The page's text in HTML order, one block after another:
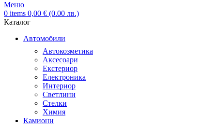
Меню
0 items 0,00 € (0.00 лв.)
Каталог
Автомобили
Автокозметика
Аксесоари
Екстериор
Електроника
Интериор
Светлини
Стелки
Химия
Камиони